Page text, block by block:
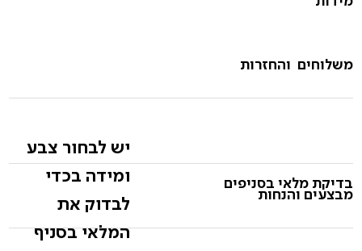
משלוחים והחזרות
יש לבחור צבע
ומידה בכדי
לבדוק את
המלאי בסניף
בדיקת מלאי בסניפים
מבצעים והנחות